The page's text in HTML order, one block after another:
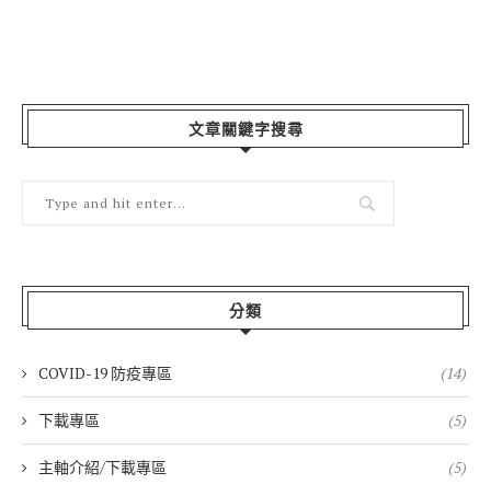
文章關鍵字搜尋
分類
COVID-19 防疫專區 (14)
下載專區 (5)
主軸介紹/下載專區 (5)